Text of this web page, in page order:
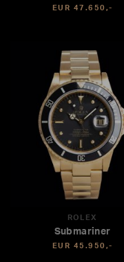
EUR 47.650,-
ROLEX
Submariner
EUR 45.950,-